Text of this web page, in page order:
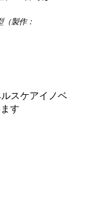
製作：
スケアイノベ
す